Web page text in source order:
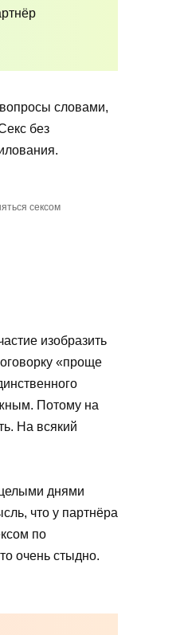
словами,
без
сексом
изобразить
«проще
Потому на
На всякий
днями
что у партнёра
по
очень стыдно.